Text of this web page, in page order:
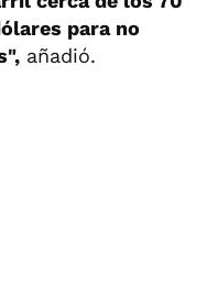
para no
añadió.